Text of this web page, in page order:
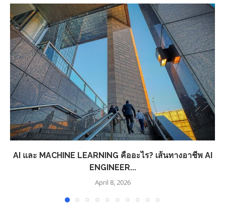
AI และ MACHINE LEARNING คืออะไร? เส้นทางอาชีพ AI
ENGINEER...
April 8, 2026